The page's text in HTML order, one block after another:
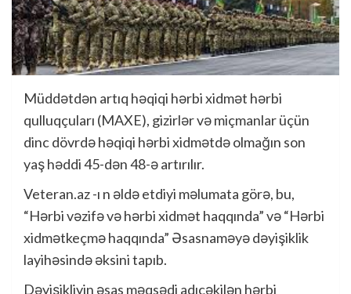
Müddətdən artıq həqiqi hərbi xidmət hərbi
qulluqçuları (MAXE), gizirlər və miçmanlar üçün
dinc dövrdə həqiqi hərbi xidmətdə olmağın son
yaş həddi 45-dən 48-ə artırılır.
Veteran.az -ı n əldə etdiyi məlumata görə, bu,
“Hərbi vəzifə və hərbi xidmət haqqında” və “Hərbi
xidmətkeçmə haqqında” Əsasnaməyə dəyişiklik
layihəsində əksini tapıb.
Dəyişikliyin əsas məqsədi adıçəkilən hərbi